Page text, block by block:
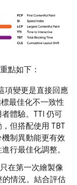
點如下：
項變更是直接回應
最佳化不一致性
體驗。TTI 仍可
但搭配使用 TBT
制異動能更有效
行最佳化調整。
只在第一次繪製像
情況。結合評估